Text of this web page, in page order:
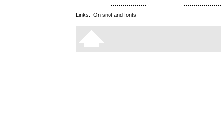
Links: On snot and fonts